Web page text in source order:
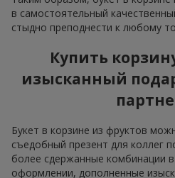
в самостоятельный
стыдно преподнести к любому
Купить
изысканный
Букет в корзине из фруктов
съедобный презент для коллег
более сдержанные комбинации в
оформлении, дополненные